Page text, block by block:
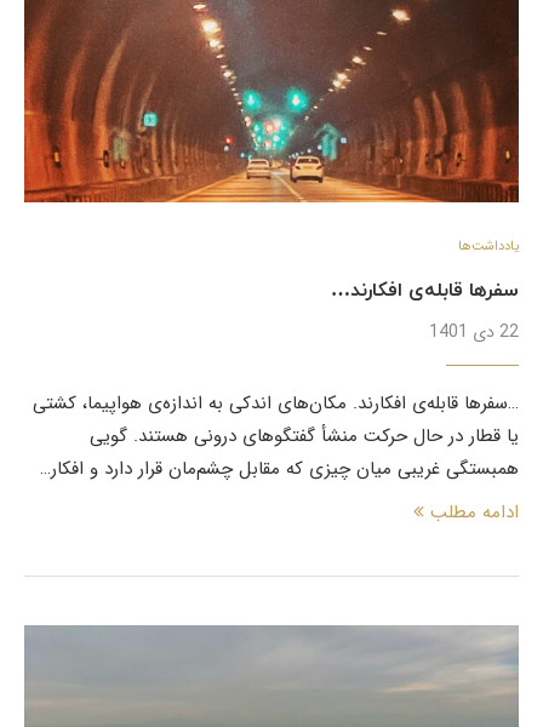
یادداشت‌ها
سفرها قابله‌ی افکارند…
22 دی 1401
…سفرها قابله‌ی افکارند. مکان‌های اندکی به اندازه‌ی هواپیما، کشتی
یا قطار در حال حرکت منشأ گفتگوهای درونی هستند. گویی
همبستگی غریبی میان چیزی که مقابل چشم‌مان قرار دارد و افکار…
ادامه مطلب